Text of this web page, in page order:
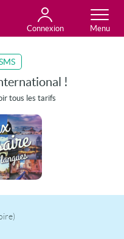
Connexion
!
tous les tarifs